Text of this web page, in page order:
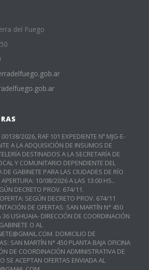
del Fuego
2026, RAF 101 EXPEDIENTE Nº MJG-E-
A LA ADQUISICIÓN DE INSUMOS DE
DESTINADOS A LA SECRETARÍA DE
Y COMUNITARIO DEPENDIENTE DEL
DE GABINETE PARA LAS CIUDADES DE RÍO
10/08/2026 A LAS 13:00 HS..
DECRETO PROV. 674/11.
SEGÚN DECRETO PROV. 674/11
DE OFERTAS: SAN MARTÍN N° 450
36 USHUAIA- DIRECCIÓN DE COORDINACIÓN
O AL
DOMICILIO DE
SAN MARTÍN N° 450 PLANTA BAJA OFICINA
DE COORDINACIÓN ADMINISTRATIVA DE
SE ACEPTAN OFERTAS ENVIADA AL